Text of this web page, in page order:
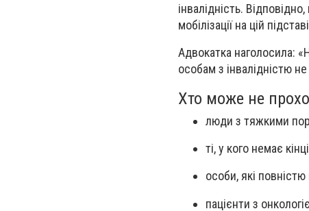
інвалідність.
мобілізації на цій
Адвокатка наголосила:
особам з інвалідністю
Хто може не
люди з тяжкими
ті, у кого немає
особи, які
пацієнти з